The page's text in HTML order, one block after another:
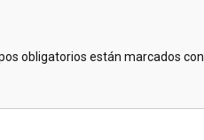
obligatorios están marcados con